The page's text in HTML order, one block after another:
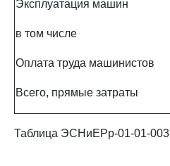
Эксплуатация машин
в том числе
Оплата труда машинистов
Всего, прямые затраты
Таблица ЭСНиЕРр-01-01-003